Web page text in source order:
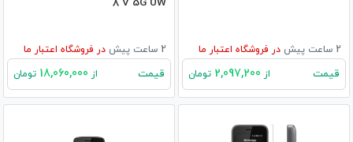
2 ساعت پیش در فروشگاه اعتبار ما
قیمت از تومان
2 ساعت پیش در فروشگاه اعتبار ما
قیمت از تومان